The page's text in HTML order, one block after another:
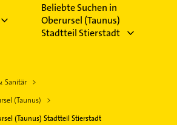
Beliebte Suchen in
Oberursel (Taunus)
Stadtteil Stierstadt
Sanitär
(Taunus)
(Taunus) Stadtteil Stierstadt